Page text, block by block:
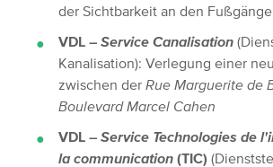
der Sichtbarkeit an den
VDL – Service Canalisation
Kanalisation): Verlegung einer
zwischen der Rue Marguerite de
Boulevard Marcel Cahen
VDL – Service Technologies de
la communication (TIC)